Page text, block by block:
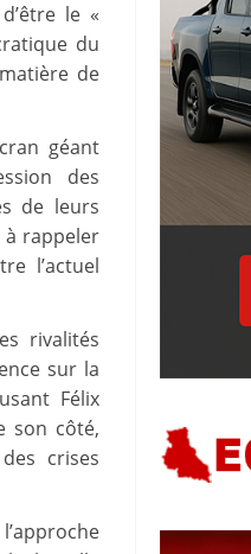
le «
du
de
géant
des
de leurs
à rappeler
l’actuel
rivalités
sur la
Félix
son côté,
crises